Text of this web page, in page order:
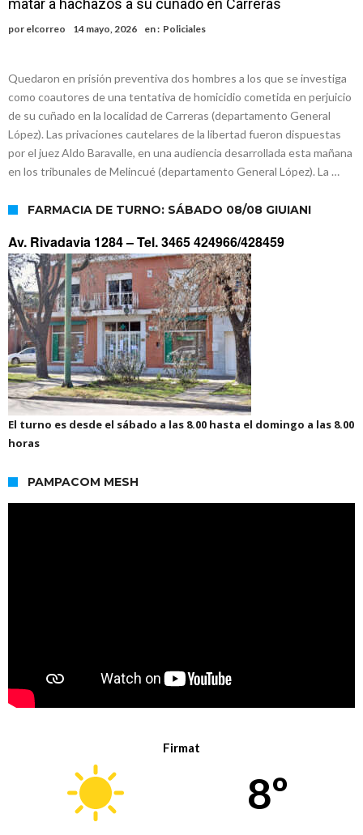
adultos mayores
Colecta solidaria de juguetes en Firmat para el EPI y el Hospital
Vilela
Firmat: “Codo a codo” lanza una campaña de recolección de
golosinas para agasajar a los niños en su día
Vuelve el básquet: este viernes arranca el Clausura con agenda
confirmada y planteles renovados
matar a hachazos a su cuñado en Carreras
por elcorreo 14 mayo, 2026 en : Policiales
Quedaron en prisión preventiva dos hombres a los que se investiga
como coautores de una tentativa de homicidio cometida en perjuicio
de su cuñado en la localidad de Carreras (departamento General
López). Las privaciones cautelares de la libertad fueron dispuestas
por el juez Aldo Baravalle, en una audiencia desarrollada esta mañana
en los tribunales de Melincué (departamento General López). La …
FARMACIA DE TURNO: SÁBADO 08/08 GIUIANI
Av. Rivadavia 1284 –Tel. 3465 424966/428459
El turno es desde el sábado a las 8.00 hasta el domingo a las 8.00
horas
PAMPACOM MESH
Firmat
8º